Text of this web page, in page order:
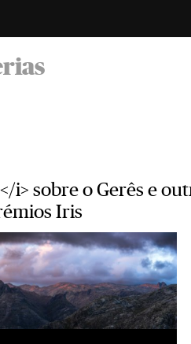
-
i> sobre o Gerês e
Iris